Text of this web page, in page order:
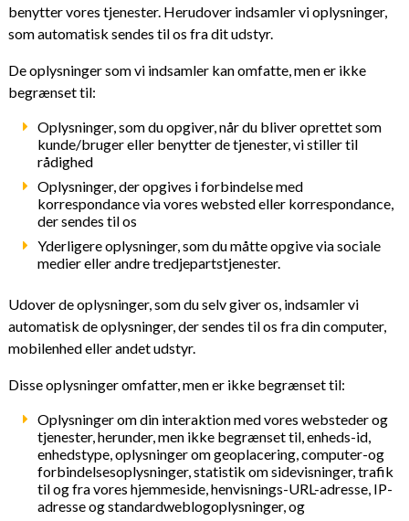
benytter vores tjenester. Herudover indsamler vi oplysninger,
som automatisk sendes til os fra dit udstyr.
De oplysninger som vi indsamler kan omfatte, men er ikke
begrænset til:
Oplysninger, som du opgiver, når du bliver oprettet som
kunde/bruger eller benytter de tjenester, vi stiller til
rådighed
Oplysninger, der opgives i forbindelse med
korrespondance via vores websted eller korrespondance,
der sendes til os
Yderligere oplysninger, som du måtte opgive via sociale
medier eller andre tredjepartstjenester.
Udover de oplysninger, som du selv giver os, indsamler vi
automatisk de oplysninger, der sendes til os fra din computer,
mobilenhed eller andet udstyr.
Disse oplysninger omfatter, men er ikke begrænset til:
Oplysninger om din interaktion med vores websteder og
tjenester, herunder, men ikke begrænset til, enheds-id,
enhedstype, oplysninger om geoplacering, computer-og
forbindelsesoplysninger, statistik om sidevisninger, trafik
til og fra vores hjemmeside, henvisnings-URL-adresse, IP-
adresse og standardweblogoplysninger, og